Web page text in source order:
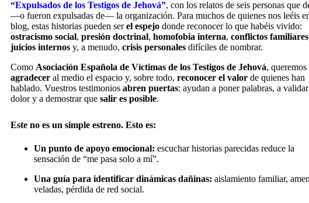
“Expulsados de los Testigos de Jehová”, con los relatos de seis personas que
—o fueron expulsadas de— la organización. Para muchos de quienes nos leéis
blog, estas historias pueden serel espejo donde reconocer lo que habéis vivido:
ostracismo social, presión doctrinal, homofobia interna, conflictos familiares
juicios internos y, a menudo, crisis personales difíciles de nombrar.
Como Asociación Española de Víctimas de los Testigos de Jehová, queremos
agradecer al medio el espacio y, sobre todo, reconocer el valor de quienes han
hablado. Vuestros testimonios abren puertas: ayudan a poner palabras, a
dolor y a demostrar que salir es posible.
Este no es un simple estreno. Esto es:
Un punto de apoyo emocional: escuchar historias parecidas reduce la
sensación de “me pasa solo a mí”.
Una guía para identificar dinámicas dañinas: aislamiento familiar,
veladas, pérdida de red social.